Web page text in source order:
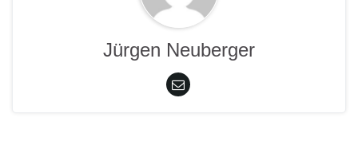
Jürgen Neuberger